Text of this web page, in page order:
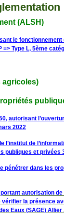
(ALSH)
le fonctionnement
Type L, 5ème
agricoles)
autorisant
2022
l’institut de
et privées
pénétrer dans les
autorisation
la présence
Eaux (SAGE) Allier